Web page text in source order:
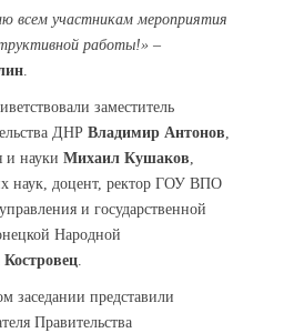
всем участникам мероприятия
работы!» –
.
заместитель
ДНР Владимир Антонов,
и науки Михаил Кушаков,
наук, доцент, ректор ГОУ ВПО
и государственной
Народной
Костровец.
заседании представили
Правительства